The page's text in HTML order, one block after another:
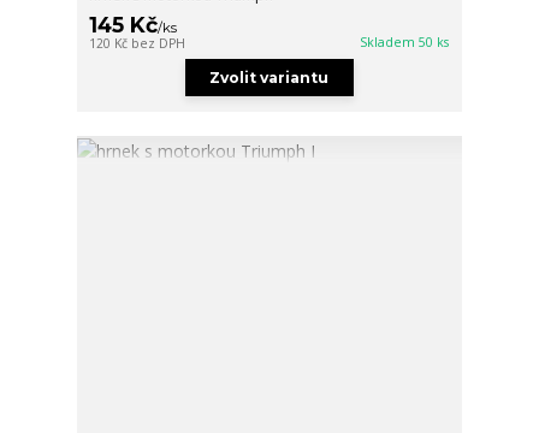
145 Kč/ks
120 Kč bez DPH Skladem 50 ks
Zvolit variantu